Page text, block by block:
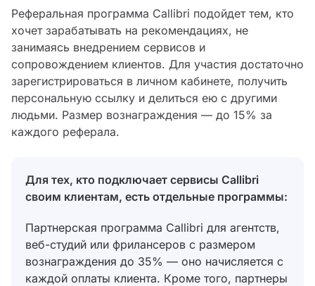
Реферальная программа Сallibri подойдет тем, кто
хочет зарабатывать на рекомендациях, не
занимаясь внедрением сервисов и
сопровождением клиентов. Для участия достаточно
зарегистрироваться в личном кабинете, получить
персональную ссылку и делиться ею с другими
людьми. Размер вознаграждения — до 15% за
каждого реферала.
Для тех, кто подключает сервисы Сallibri
своим клиентам, есть отдельные программы:
Партнерская программа Callibri для агентств,
веб-студий или фрилансеров с размером
вознаграждения до 35% — оно начисляется с
каждой оплаты клиента. Кроме того, партнеры